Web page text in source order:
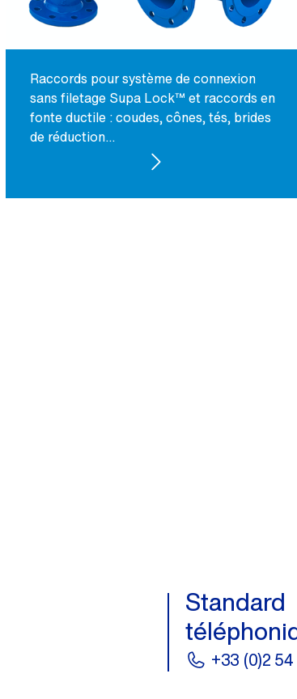
Raccords pour système de connexion
sans filetage Supa Lock™ et raccords en
fonte ductile : coudes, cônes, tés, brides
de réduction...
VOIR LES PRODUITS
Standard
+33 (0)2 54